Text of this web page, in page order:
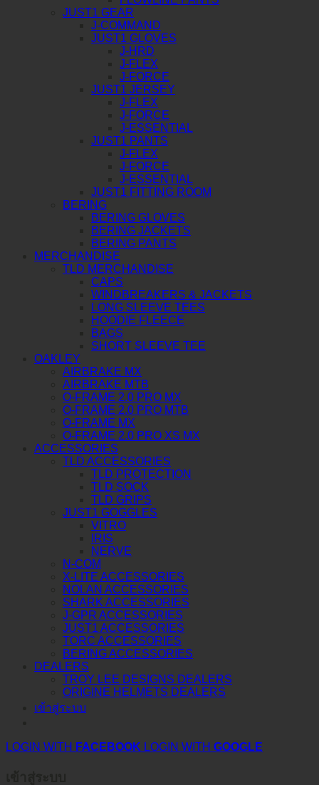
JUST1 GEAR
J-COMMAND
JUST1 GLOVES
J-HRD
J-FLEX
J-FORCE
JUST1 JERSEY
J-FLEX
J-FORCE
J-ESSENTIAL
JUST1 PANTS
J-FLEX
J-FORCE
J-ESSENTIAL
JUST1 FITTING ROOM
BERING
BERING GLOVES
BERING JACKETS
BERING PANTS
MERCHANDISE
TLD MERCHANDISE
CAPS
WINDBREAKERS & JACKETS
LONG SLEEVE TEES
HOODIE FLEECE
BAGS
SHORT SLEEVE TEE
OAKLEY
AIRBRAKE MX
AIRBRAKE MTB
O-FRAME 2.0 PRO MX
O-FRAME 2.0 PRO MTB
O-FRAME MX
O-FRAME 2.0 PRO XS MX
ACCESSORIES
TLD ACCESSORIES
TLD PROTECTION
TLD SOCK
TLD GRIPS
JUST1 GOGGLES
VITRO
IRIS
NERVE
N-COM
X-LITE ACCESSORIES
NOLAN ACCESSORIES
SHARK ACCESSORIES
J-GPR ACCESSORIES
JUST1 ACCESSORIES
TORC ACCESSORIES
BERING ACCESSORIES
DEALERS
TROY LEE DESIGNS DEALERS
ORIGINE HELMETS DEALERS
เข้าสู่ระบบ
LOGIN WITH FACEBOOK LOGIN WITH GOOGLE